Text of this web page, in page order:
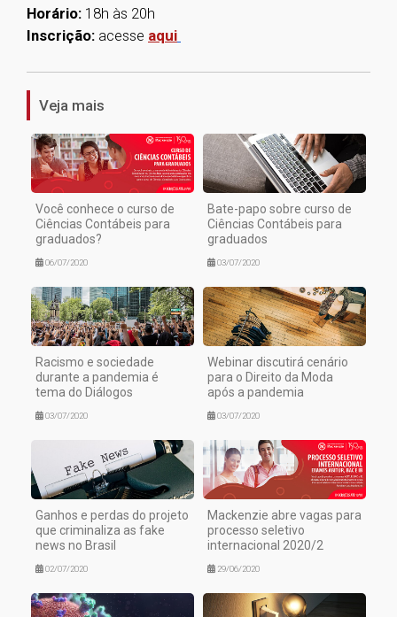
Horário: 18h às 20h
Inscrição: acesse aqui
Veja mais
Você conhece o curso de
Ciências Contábeis para
graduados?
06/07/2020
Bate-papo sobre curso de
Ciências Contábeis para
graduados
03/07/2020
Racismo e sociedade
durante a pandemia é
tema do Diálogos
03/07/2020
Webinar discutirá cenário
para o Direito da Moda
após a pandemia
03/07/2020
Ganhos e perdas do projeto
que criminaliza as fake
news no Brasil
02/07/2020
Mackenzie abre vagas para
processo seletivo
internacional 2020/2
29/06/2020